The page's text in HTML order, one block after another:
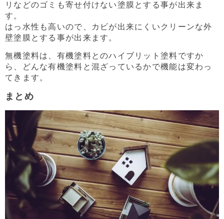
リなどのゴミも寄せ付けない塗膜とする事が出来ま
す。
はっ水性も高いので、カビが出来にくいクリーンな外
壁塗膜とする事が出来ます。
無機塗料は、有機塗料とのハイブリット塗料ですか
ら、どんな有機塗料と混ざっているかで機能は変わっ
てきます。
まとめ